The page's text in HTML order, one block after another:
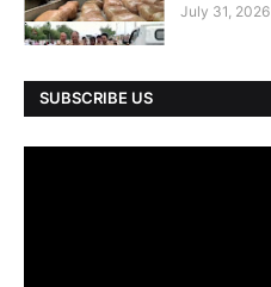
July 31, 2026
SUBSCRIBE US